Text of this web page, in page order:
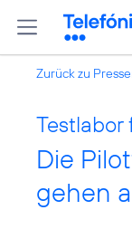
Zurück zu
Testlabor
Die
gehen